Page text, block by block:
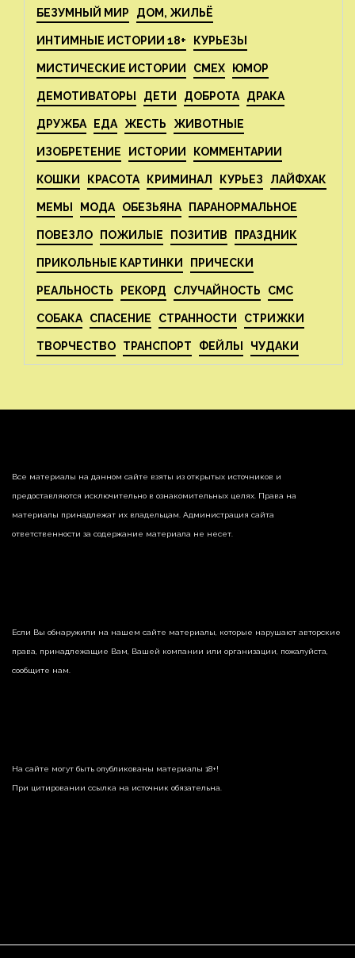
БЕЗУМНЫЙ МИР ДОМ, ЖИЛЬЁ
ИНТИМНЫЕ ИСТОРИИ 18+ КУРЬЕЗЫ
МИСТИЧЕСКИЕ ИСТОРИИ СМЕХ ЮМОР
ДЕМОТИВАТОРЫ ДЕТИ ДОБРОТА ДРАКА
ДРУЖБА ЕДА ЖЕСТЬ ЖИВОТНЫЕ
ИЗОБРЕТЕНИЕ ИСТОРИИ КОММЕНТАРИИ
КОШКИ КРАСОТА КРИМИНАЛ КУРЬЕЗ ЛАЙФХАК
МЕМЫ МОДА ОБЕЗЬЯНА ПАРАНОРМАЛЬНОЕ
ПОВЕЗЛО ПОЖИЛЫЕ ПОЗИТИВ ПРАЗДНИК
ПРИКОЛЬНЫЕ КАРТИНКИ ПРИЧЕСКИ
РЕАЛЬНОСТЬ РЕКОРД СЛУЧАЙНОСТЬ СМС
СОБАКА СПАСЕНИЕ СТРАННОСТИ СТРИЖКИ
ТВОРЧЕСТВО ТРАНСПОРТ ФЕЙЛЫ ЧУДАКИ
Все материалы на данном сайте взяты из открытых источников и
предоставляются исключительно в ознакомительных целях. Права на
материалы принадлежат их владельцам. Администрация сайта
ответственности за содержание материала не несет.
Если Вы обнаружили на нашем сайте материалы, которые нарушают авторские
права, принадлежащие Вам, Вашей компании или организации, пожалуйста,
сообщите нам.
На сайте могут быть опубликованы материалы 18+!
При цитировании ссылка на источник обязательна.